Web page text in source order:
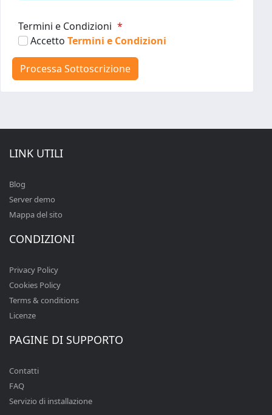
Termini e Condizioni *
Accetto Termini e Condizioni
LINK UTILI
Blog
Server demo
Mappa del sito
CONDIZIONI
Privacy Policy
Cookies Policy
Terms & conditions
Licenze
PAGINE DI SUPPORTO
Contatti
FAQ
Servizio di installazione